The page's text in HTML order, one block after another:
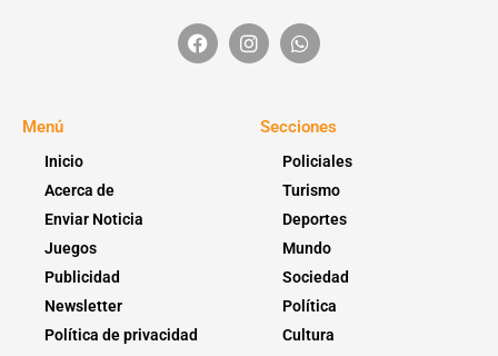
Menú
Inicio
Acerca de
Enviar Noticia
Juegos
Publicidad
Newsletter
Política de privacidad
Secciones
Policiales
Turismo
Deportes
Mundo
Sociedad
Política
Cultura